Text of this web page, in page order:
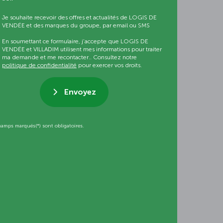
Je souhaite recevoir des offres et actualités de LOGIS DE
VENDÉE et des marques du groupe, par email ou SMS
En soumettant ce formulaire, j’accepte que LOGIS DE
VENDÉE et VILLADIM utilisent mes informations pour traiter
ma demande et me recontacter.. Consultez notre
politique de confidentialité pour exercer vos droits.
Envoyez
marqués(*) sont obligatoires.